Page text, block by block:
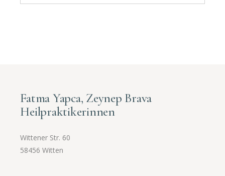
Fatma Yapca, Zeynep Brava
Heilpraktikerinnen
Wittener Str. 60
58456 Witten